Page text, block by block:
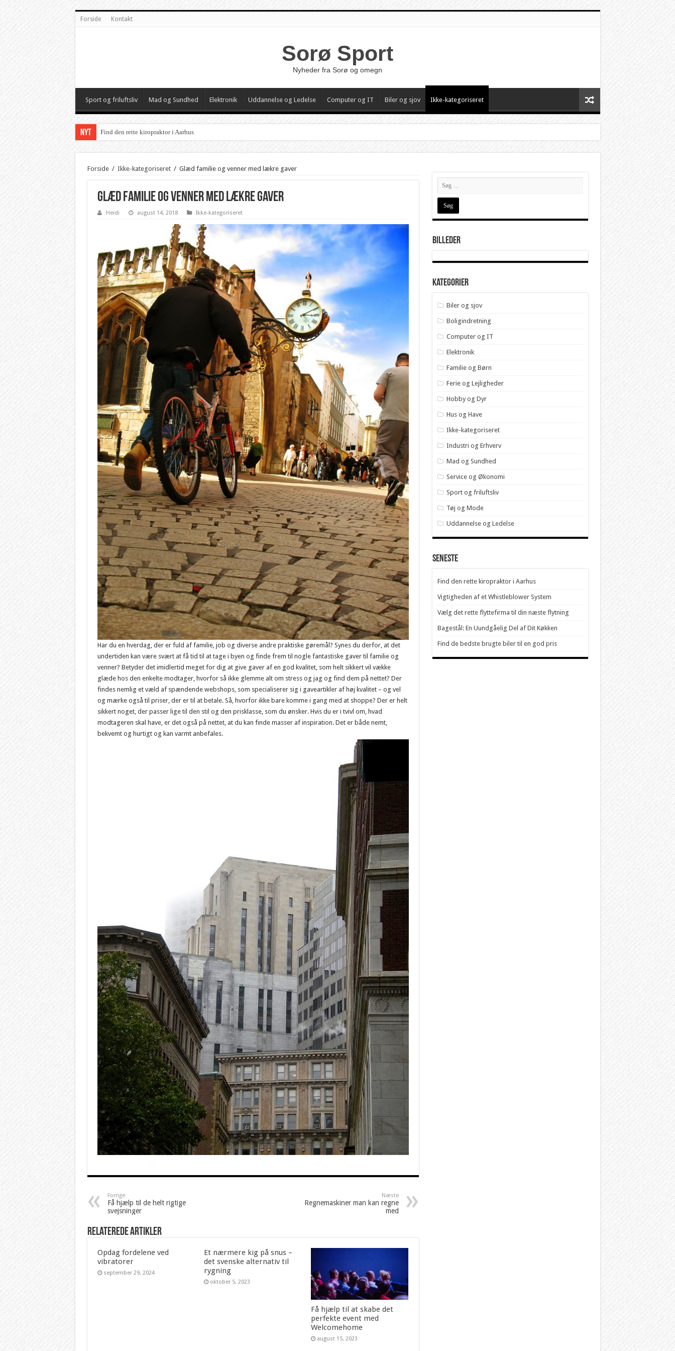
Forside Kontakt
Sorø Sport
Nyheder fra Sorø og omegn
Sport og friluftsliv Mad og Sundhed Elektronik Uddannelse og Ledelse Computer og IT Biler og sjov Ikke-kategoriseret
NYT Find den rette kiropraktor i Aarhus
Forside / Ikke-kategoriseret / Glæd familie og venner med lækre gaver
Glæd familie og venner med lækre gaver
Heidi august 14, 2018 Ikke-kategoriseret
Har du en hverdag, der er fuld af familie, job og diverse andre praktiske gøremål? Synes du derfor, at det
undertiden kan være svært at få tid til at tage i byen og finde frem til nogle fantastiske gaver til familie og
venner? Betyder det imidlertid meget for dig at give gaver af en god kvalitet, som helt sikkert vil vække
glæde hos den enkelte modtager, hvorfor så ikke glemme alt om stress og jag og find dem på nettet? Der
findes nemlig et væld af spændende webshops, som specialiserer sig i gaveartikler af høj kvalitet – og vel
og mærke også til priser, der er til at betale. Så, hvorfor ikke bare komme i gang med at shoppe? Der er helt
sikkert noget, der passer lige til den stil og den prisklasse, som du ønsker. Hvis du er i tvivl om, hvad
modtageren skal have, er det også på nettet, at du kan finde masser af inspiration. Det er både nemt,
bekvemt og hurtigt og kan varmt anbefales.
Forrige
Få hjælp til de helt rigtige
svejsninger
Næste
Regnemaskiner man kan regne
med
Relaterede artikler
Opdag fordelene ved
vibratorer
september 29, 2024
Et nærmere kig på snus –
det svenske alternativ til
rygning
oktober 5, 2023
Få hjælp til at skabe det
perfekte event med
Welcomehome
august 15, 2023
Billeder
Kategorier
Biler og sjov
Boligindretning
Computer og IT
Elektronik
Familie og Børn
Ferie og Lejligheder
Hobby og Dyr
Hus og Have
Ikke-kategoriseret
Industri og Erhverv
Mad og Sundhed
Service og Økonomi
Sport og friluftsliv
Tøj og Mode
Uddannelse og Ledelse
Seneste
Find den rette kiropraktor i Aarhus
Vigtigheden af et Whistleblower System
Vælg det rette flyttefirma til din næste flytning
Bagestål: En Uundgåelig Del af Dit Køkken
Find de bedste brugte biler til en god pris